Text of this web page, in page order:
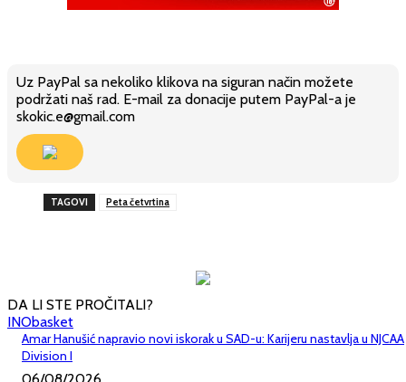
Uz PayPal sa nekoliko klikova na siguran način možete
podržati naš rad. E-mail za donacije putem PayPal-a je
skokic.e@gmail.com
TAGOVI Peta četvrtina
DA LI STE PROČITALI?
INObasket
Amar Hanušić napravio novi iskorak u SAD-u: Karijeru nastavlja u NJCAA
Division I